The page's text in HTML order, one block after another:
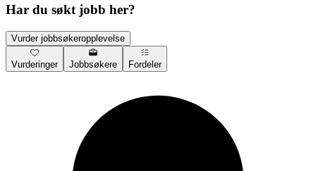
Har du søkt jobb her?
Vurder jobbsøkeropplevelse
Vurderinger Jobbsøkere Fordeler